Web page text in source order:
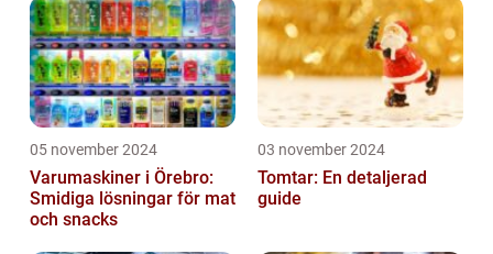
05 november 2024
Varumaskiner i Örebro:
Smidiga lösningar för mat
och snacks
03 november 2024
Tomtar: En detaljerad
guide